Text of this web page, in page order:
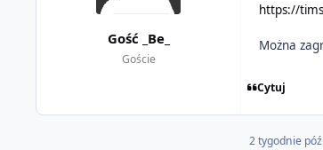
Gość _Be_
Goście
https://
Można
Cytuj
2 tygodnie